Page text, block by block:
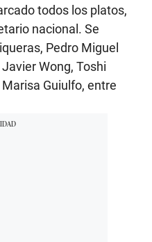
todos los platos,
nacional. Se
Pedro Miguel
Wong, Toshi
Guiulfo, entre